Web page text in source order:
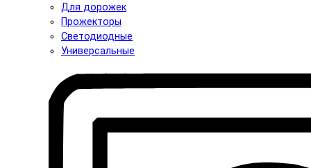
Для дорожек
Прожекторы
Светодиодные
Универсальные